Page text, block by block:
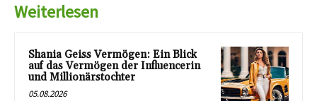
Weiterlesen
Shania Geiss Vermögen: Ein Blick
auf das Vermögen der Influencerin
und Millionärstochter
05.08.2026